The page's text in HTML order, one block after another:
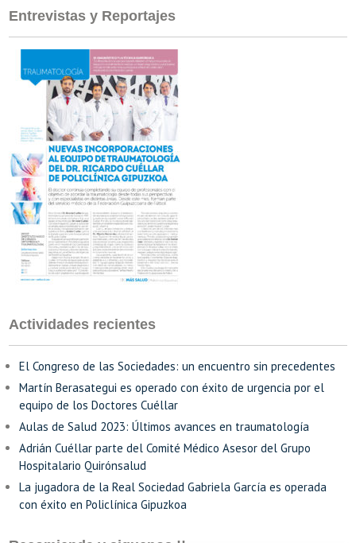
Entrevistas y Reportajes
Actividades recientes
El Congreso de las Sociedades: un encuentro sin precedentes
Martín Berasategui es operado con éxito de urgencia por el
equipo de los Doctores Cuéllar
Aulas de Salud 2023: Últimos avances en traumatología
Adrián Cuéllar parte del Comité Médico Asesor del Grupo
Hospitalario Quirónsalud
La jugadora de la Real Sociedad Gabriela García es operada
con éxito en Policlínica Gipuzkoa